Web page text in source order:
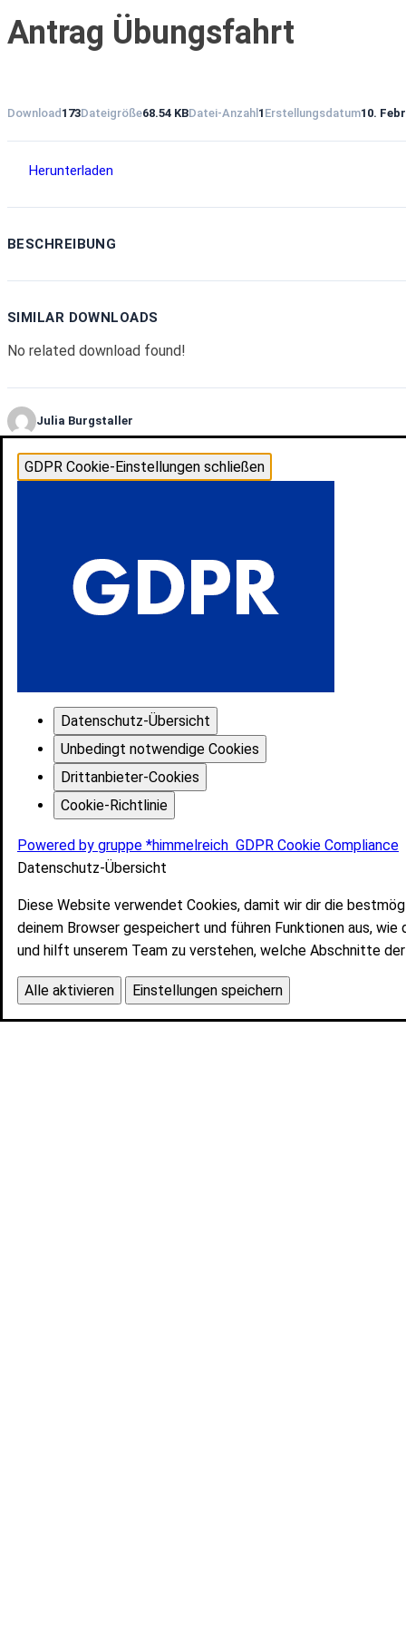
Antrag Übungsfahrt
Download 173Dateigröße68.54 KBDatei-Anzahl 1 Erstellungsdatum10.
Herunterladen
BESCHREIBUNG
SIMILAR DOWNLOADS
No related download found!
Julia Burgstaller
GDPR Cookie-Einstellungen schließen
Datenschutz-Übersicht
Unbedingt notwendige Cookies
Drittanbieter-Cookies
Cookie-Richtlinie
Powered by gruppe *himmelreich GDPR Cookie Compliance
Datenschutz-Übersicht
Diese Website verwendet Cookies, damit wir dir die
deinem Browser gespeichert und führen Funktionen aus,
und hilft unserem Team zu verstehen, welche Abschnitte
Alle aktivieren Einstellungen speichern